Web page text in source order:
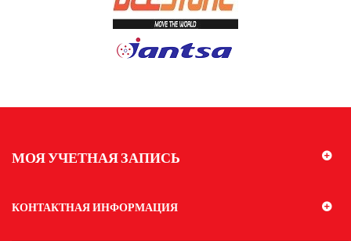
МОЯ УЧЕТНАЯ ЗАПИСЬ
КОНТАКТНАЯ ИНФОРМАЦИЯ